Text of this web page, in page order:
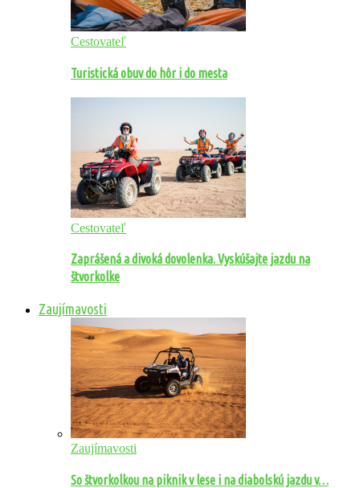
Cestovateľ
Turistická obuv do hôr i do mesta
Cestovateľ
Zaprášená a divoká dovolenka. Vyskúšajte jazdu na
štvorkolke
Zaujímavosti
Zaujímavosti
So štvorkolkou na piknik v lese i na diabolskú jazdu v…